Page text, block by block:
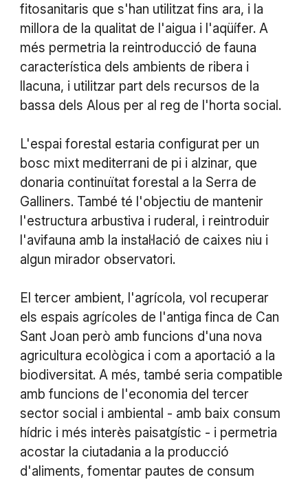
fitosanitaris que s'han utilitzat fins ara, i la
millora de la qualitat de l'aigua i l'aqüífer. A
més permetria la reintroducció de fauna
característica dels ambients de ribera i
llacuna, i utilitzar part dels recursos de la
bassa dels Alous per al reg de l'horta social.
L'espai forestal estaria configurat per un
bosc mixt mediterrani de pi i alzinar, que
donaria continuïtat forestal a la Serra de
Galliners. També té l'objectiu de mantenir
l'estructura arbustiva i ruderal, i reintroduir
l'avifauna amb la instal·lació de caixes niu i
algun mirador observatori.
El tercer ambient, l'agrícola, vol recuperar
els espais agrícoles de l'antiga finca de Can
Sant Joan però amb funcions d'una nova
agricultura ecològica i com a aportació a la
biodiversitat. A més, també seria compatible
amb funcions de l'economia del tercer
sector social i ambiental - amb baix consum
hídric i més interès paisatgístic - i permetria
acostar la ciutadania a la producció
d'aliments, fomentar pautes de consum